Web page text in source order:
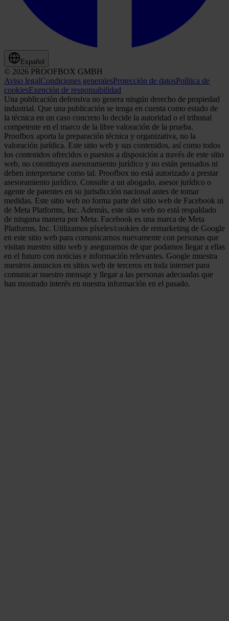
Español
© 2026 PROOFBOX GMBH
Aviso legalCondiciones generalesProtección de datosPolítica de
cookiesExención de responsabilidad
Una publicación defensiva no genera ningún derecho de propiedad
industrial. Que una publicación se tenga en cuenta como estado de
la técnica en un caso concreto lo decide la autoridad o el tribunal
competente en el marco de la libre valoración de la prueba.
Proofbox aporta la preparación técnica y organizativa, no la
valoración jurídica. Este sitio web y sus contenidos, así como todos
los contenidos ofrecidos o puestos a disposición a través de este sitio
web, no constituyen asesoramiento jurídico y no están pensados ni
deben interpretarse como tal. Proofbox no está autorizado a prestar
asesoramiento jurídico. Consulte a un abogado, asesor jurídico o
agente de patentes en su jurisdicción nacional antes de tomar
medidas. Este sitio web no forma parte del sitio web de Facebook ni
de Meta Platforms, Inc. Además, este sitio web no está respaldado
de ninguna manera por Meta. Facebook es una marca de Meta
Platforms, Inc. Utilizamos píxeles/cookies de remarketing de Google
en este sitio web para comunicarnos nuevamente con personas que
visitan nuestro sitio web y asegurarnos de que podamos llegar a ellas
en el futuro con noticias e información relevantes. Google muestra
nuestros anuncios en sitios web de terceros en toda internet para
comunicar nuestro mensaje y llegar a las personas adecuadas que
han mostrado interés en nuestra información en el pasado.